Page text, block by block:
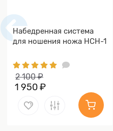
Набедренная система
для ношения ножа НСН-1
2 100 ₽
1 950 ₽